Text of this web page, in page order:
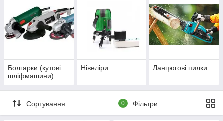
Болгарки (кутові
шліфмашини)
Нівеліри Ланцюгові пилки
Сортування 0 Фільтри